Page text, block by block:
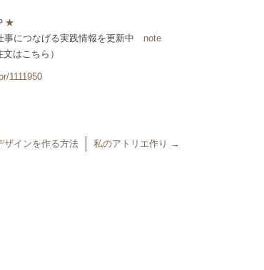
★
事につなげる実践情報を更新中 note
はこちら）
1111950
ザインを作る方法 私のアトリエ作り →